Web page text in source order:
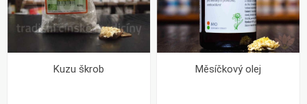
Kuzu škrob Měsíčkový olej